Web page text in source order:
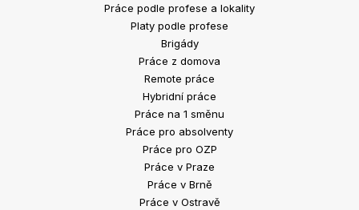
Práce podle profese a lokality
Platy podle profese
Brigády
Práce z domova
Remote práce
Hybridní práce
Práce na 1 směnu
Práce pro absolventy
Práce pro OZP
Práce v Praze
Práce v Brně
Práce v Ostravě